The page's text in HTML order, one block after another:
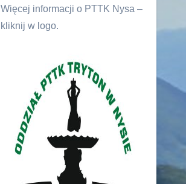
Więcej informacji o PTTK Nysa –
kliknij w logo.